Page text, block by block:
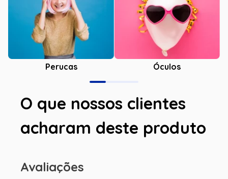
Perucas Óculos
O que nossos clientes
acharam deste produto
Avaliações